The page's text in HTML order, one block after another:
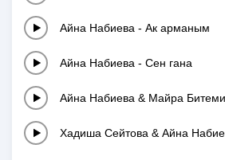
Айна Набиева - Ак арманым
Айна Набиева - Сен гана
Айна Набиева & Майра
Хадиша Сейтова & Айна